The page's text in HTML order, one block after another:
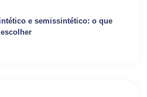
e semissintético: o que
escolher